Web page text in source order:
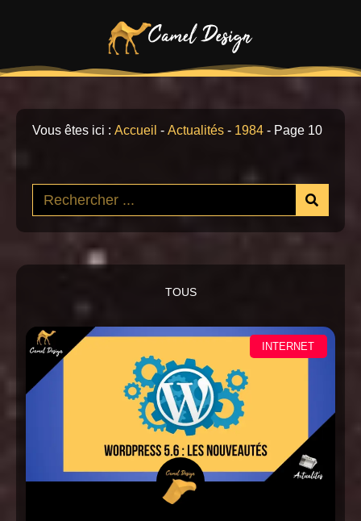
Vous êtes ici : Accueil - Actualités - 1984 - Page 10
TOUS
INTERNET